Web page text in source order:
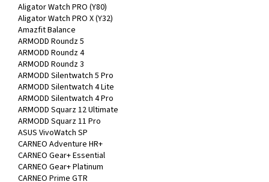
Aligator Watch PRO (Y80)
Aligator Watch PRO X (Y32)
Amazfit Balance
ARMODD Roundz 5
ARMODD Roundz 4
ARMODD Roundz 3
ARMODD Silentwatch 5 Pro
ARMODD Silentwatch 4 Lite
ARMODD Silentwatch 4 Pro
ARMODD Squarz 12 Ultimate
ARMODD Squarz 11 Pro
ASUS VivoWatch SP
CARNEO Adventure HR+
CARNEO Gear+ Essential
CARNEO Gear+ Platinum
CARNEO Prime GTR